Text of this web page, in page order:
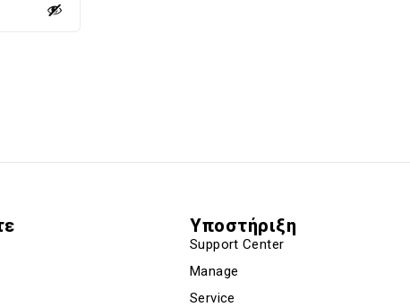
Υποστήριξη
Support Center
Manage
Service